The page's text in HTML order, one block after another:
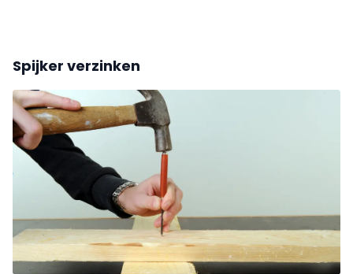
Spijker verzinken